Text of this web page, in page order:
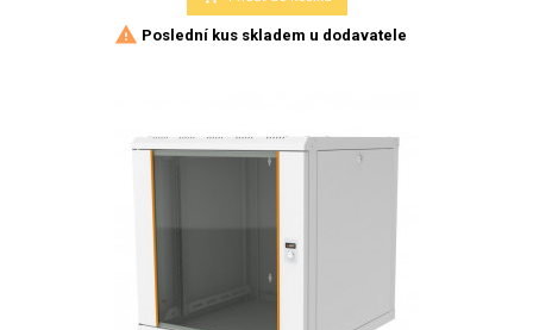
 Poslední kus skladem u dodavatele